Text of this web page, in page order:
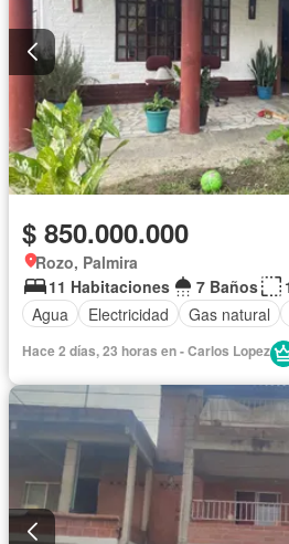
$ 850.000.000
Rozo, Palmira
11 Habitaciones
7 Baños
Agua
Electricidad Gas natural
Hace 2 días, 23 horas en - Carlos Lopez